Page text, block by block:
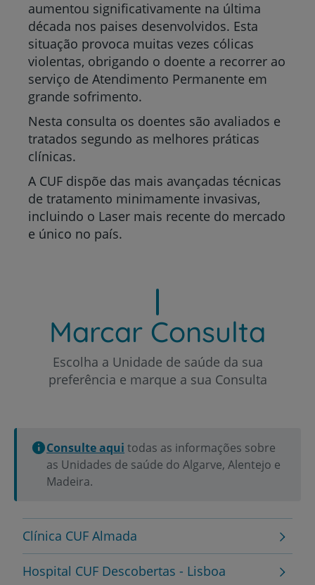
aumentou significativamente na última
década nos paises desenvolvidos. Esta
situação provoca muitas vezes cólicas
violentas, obrigando o doente a recorrer ao
serviço de Atendimento Permanente em
grande sofrimento.
Nesta consulta os doentes são avaliados e
tratados segundo as melhores práticas
clínicas.
A CUF dispõe das mais avançadas técnicas
de tratamento minimamente invasivas,
incluindo o Laser mais recente do mercado
e único no país.
Marcar Consulta
Escolha a Unidade de saúde da sua
preferência e marque a sua Consulta
Consulte aqui todas as informações sobre
as Unidades de saúde do Algarve, Alentejo e
Madeira.
Clínica CUF Almada
Hospital CUF Descobertas - Lisboa